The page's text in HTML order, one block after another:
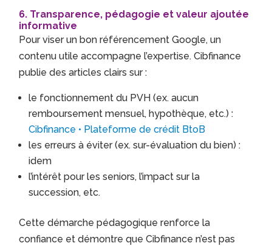
6. Transparence, pédagogie et valeur ajoutée
informative
Pour viser un bon référencement Google, un
contenu utile accompagne l’expertise. Cibfinance
publie des articles clairs sur :
le fonctionnement du PVH (ex. aucun
remboursement mensuel, hypothèque, etc.) :
Cibfinance • Plateforme de crédit BtoB
les erreurs à éviter (ex. sur-évaluation du bien) :
idem
l’intérêt pour les seniors, l’impact sur la
succession, etc.
Cette démarche pédagogique renforce la
confiance et démontre que Cibfinance n’est pas